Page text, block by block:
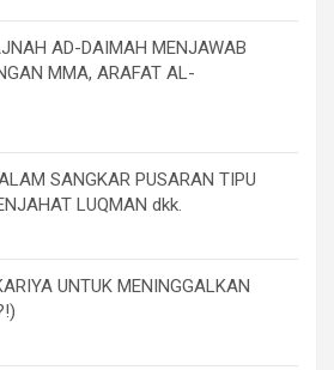
AD-DAIMAH MENJAWAB
MMA, ARAFAT AL-
SANGKAR PUSARAN TIPU
LUQMAN dkk.
UNTUK MENINGGALKAN